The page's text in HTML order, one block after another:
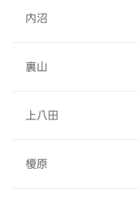
内沼
裏山
上八田
榎原